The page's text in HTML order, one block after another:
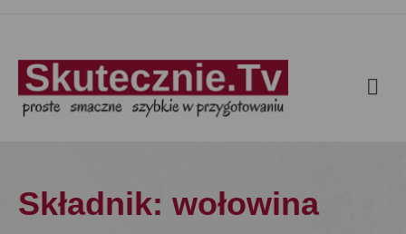
Składnik: wołowina